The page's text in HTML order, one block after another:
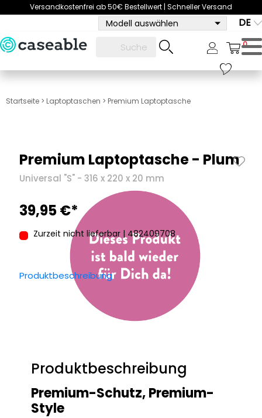
Versandkostenfrei ab 50€ Bestellwert | Schneller Versand
DE
Modell auswählen
0
Startseite > Laptoptaschen > Premium Laptoptasche
Premium Laptoptasche - Plum
Universal "S" - 316 x 220 x 20 mm
39,95 €*
Zurzeit nicht lieferbar | 482409708
Produktbeschreibung
Produktbeschreibung
Premium-Schutz, Premium-
Style